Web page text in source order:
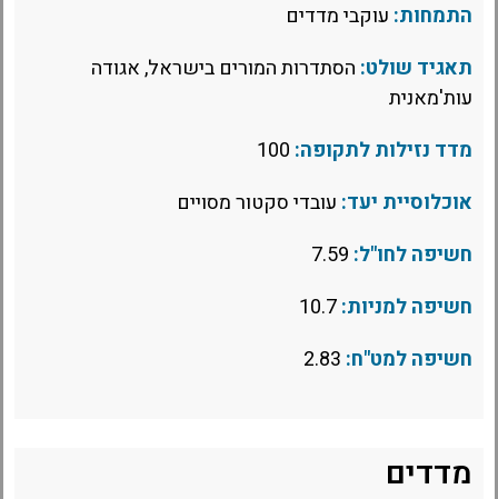
התמחות: עוקבי מדדים
תאגיד שולט: הסתדרות המורים בישראל, אגודה
עות'מאנית
מדד נזילות לתקופה:
אוכלוסיית יעד: עובדי סקטור מסויים
חשיפה לחו"ל:
חשיפה למניות:
חשיפה למט"ח:
מדדים